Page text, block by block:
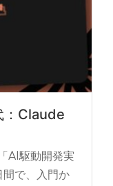
：Claude
AI駆動開発実
間で、入門か